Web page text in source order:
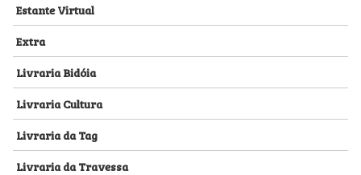
Estante Virtual
Extra
Livraria Bidóia
Livraria Cultura
Livraria da Tag
Livraria da Travessa